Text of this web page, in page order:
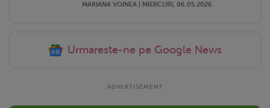
MARIANA VOINEA | MIERCURI, 06.05.2026
Urmareste-ne pe Google News